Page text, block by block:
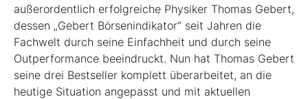
außerordentlich erfolgreiche Physiker Thomas Gebert,
dessen „Gebert Börsenindikator“ seit Jahren die
Fachwelt durch seine Einfachheit und durch seine
Outperformance beeindruckt. Nun hat Thomas Gebert
seine drei Best­seller komplett überarbeitet, an die
heutige ­Situation angepasst und mit aktuellen